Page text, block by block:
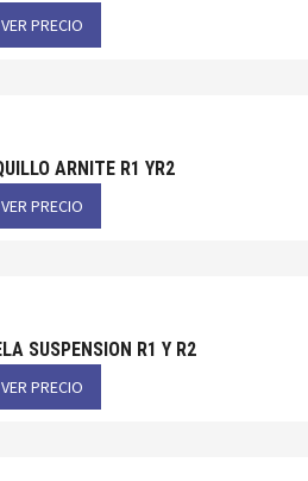
VER PRECIO
ARNITE R1 YR2
VER PRECIO
SUSPENSION R1 Y R2
VER PRECIO